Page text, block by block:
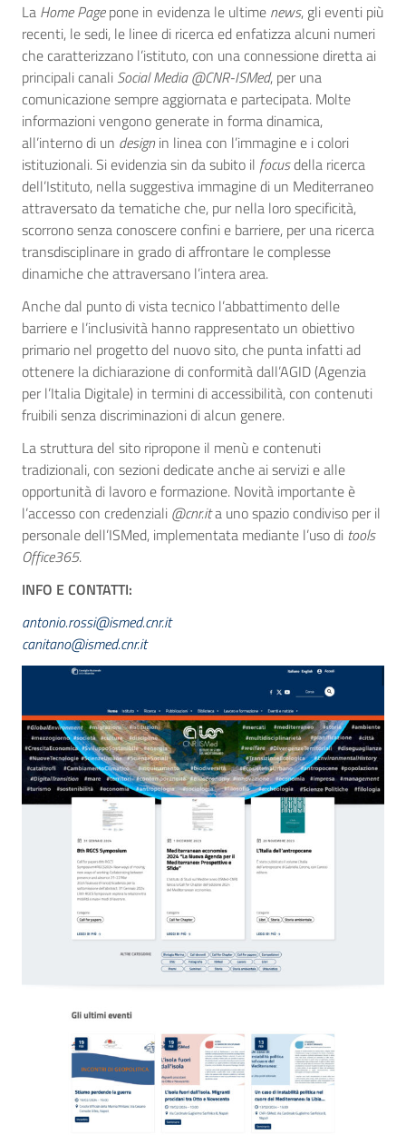
La Home Pagepone in evidenza le ultime news, gli eventi più
recenti, le sedi, le linee di ricerca ed enfatizza alcuni numeri
che caratterizzano l’istituto, con una connessione diretta ai
principali canali Social Media @CNR-ISMed, per una
comunicazione sempre aggiornata e partecipata. Molte
informazioni vengono generate in forma dinamica,
all’interno di un design in linea con l’immagine e i colori
istituzionali. Si evidenzia sin da subito il focusdella ricerca
dell’Istituto, nella suggestiva immagine di un Mediterraneo
attraversato da tematiche che, pur nella loro specificità,
scorrono senza conoscere confini e barriere, per una ricerca
transdisciplinare in grado di affrontare le complesse
dinamiche che attraversano l’intera area.
Anche dal punto di vista tecnico l’abbattimento delle
barriere e l’inclusività hanno rappresentato un obiettivo
primario nel progetto del nuovo sito, che punta infatti ad
ottenere la dichiarazione di conformità dall’AGID (Agenzia
per l’Italia Digitale) in termini di accessibilità, con contenuti
fruibili senza discriminazioni di alcun genere.
La struttura del sito ripropone il menù e contenuti
tradizionali, con sezioni dedicate anche ai servizi e alle
opportunità di lavoro e formazione. Novità importante è
l’accesso con credenziali @cnr.ita uno spazio condiviso per il
personale dell’ISMed, implementata mediante l’uso di tools
Office365.
INFO E CONTATTI:
antonio.rossi@ismed.cnr.it
canitano@ismed.cnr.it